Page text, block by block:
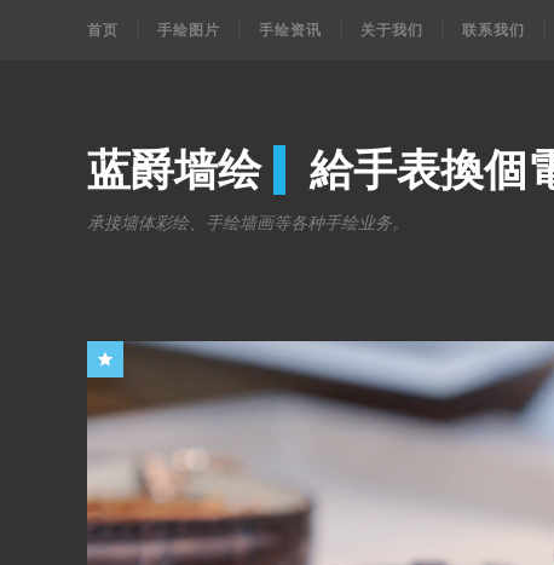
首页 手绘图片 手绘资讯 关于我们 联系我们
蓝爵墙绘 給手表換個
承接墙体彩绘、手绘墙画等各种手绘业务。